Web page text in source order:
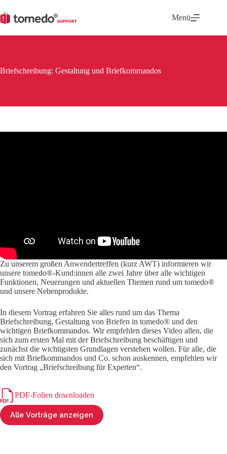
Inhalt
springen
Menü
Briefschreibung: Gestaltung und Briefkommandos
Zu unserem großen Anwendertreffen (kurz AWT) informieren wir
unsere tomedo®-Kund:innen alle zwei Jahre über alle wichtigen
Funktionen, Neuerungen und aktuellen Themen rund um tomedo®
und unsere Nebenprodukte.
In diesem Vortrag erfahren Sie alles rund um das Thema
Briefschreibung, Gestaltung von Briefen in tomedo® und den
wichtigen Briefkommandos. Wir empfehlen dieses Video allen, die
sich zum ersten Mal mit der Briefschreibung beschäftigen und
zunächst die wichtigsten Grundlagen verstehen wollen. Für alle, die
sich mit Briefkommandos und Co. schon auskennen, empfehlen wir
den Vortrag „Briefschreibung für Experten“.
PDF-Folien downloaden
Alle Vorträge anzeigen